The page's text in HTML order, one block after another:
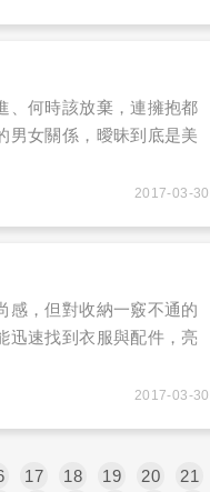
、何時該放棄，連擁抱都
女關係，曖昧到底是美
2017-03-30
感，但對收納一竅不通的
迅速找到衣服與配件，亮
2017-03-30
17 18 19 20 21